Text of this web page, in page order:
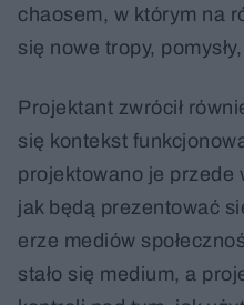
chaosem, w którym na
się nowe tropy,
Projektant zwrócił
się kontekst
projektowano je przede
jak będą prezentować
erze mediów
stało się medium, a